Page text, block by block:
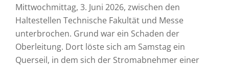
Mittwochmittag, 3. Juni 2026, zwischen den
Haltestellen Technische Fakultät und Messe
unterbrochen. Grund war ein Schaden der
Oberleitung. Dort löste sich am Samstag ein
Querseil, in dem sich der Stromabnehmer einer